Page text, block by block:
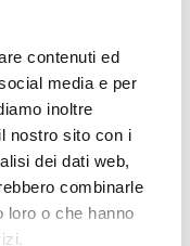
contenuti ed
media e per
inoltre
nostro sito con i
dei dati web,
combinarle
loro o che hanno
un valido
e, oggi,
tra le persone.
#CashlogyConte: